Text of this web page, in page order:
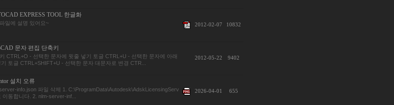
EXPRESS TOOL 한글화
일에 설명 있어요~ 2012-02-07 10832
문자 편집 단축키
CTRL+O - 선택한 문자에 윗줄 넣기 토글 CTRL+U - 선택한 문자에 아래
기 토글 CTRL+SHIFT+U - 선택한 문자 대문자로 변경 CTR...
2012-05-22 9402
설치 오류
info.json 파일 삭제 1. C:\ProgramData\Autodesk\AdskLicensingServ
이동합니다. 2. nlm-server-inf...
2026-04-01 655